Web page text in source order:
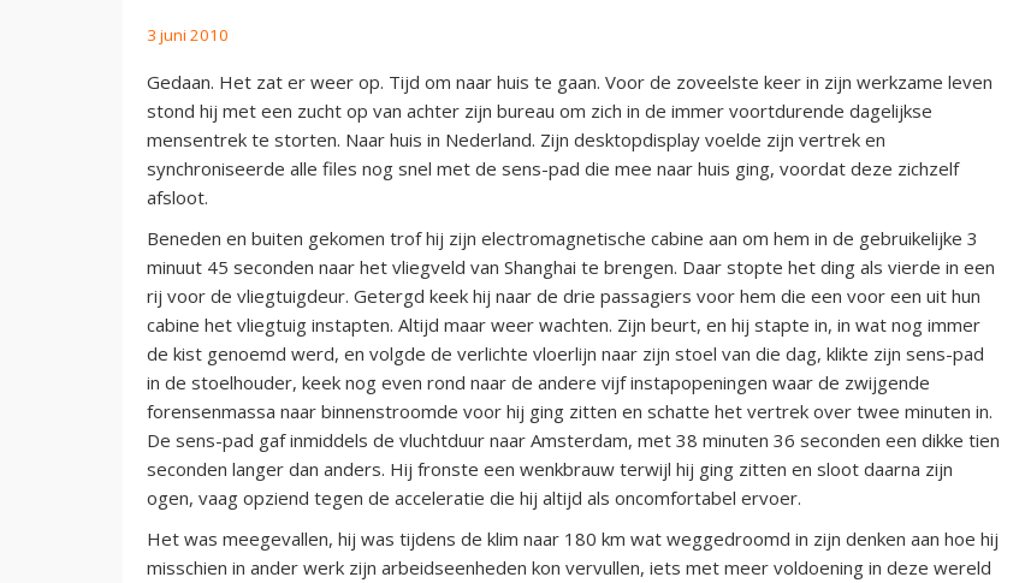
3 juni 2010
Gedaan. Het zat er weer op. Tijd om naar huis te gaan. Voor de zoveelste keer in zijn werkzame leven
stond hij met een zucht op van achter zijn bureau om zich in de immer voortdurende dagelijkse
mensentrek te storten. Naar huis in Nederland. Zijn desktopdisplay voelde zijn vertrek en
synchroniseerde alle files nog snel met de sens-pad die mee naar huis ging, voordat deze zichzelf
afsloot.
Beneden en buiten gekomen trof hij zijn electromagnetische cabine aan om hem in de gebruikelijke 3
minuut 45 seconden naar het vliegveld van Shanghai te brengen. Daar stopte het ding als vierde in een
rij voor de vliegtuigdeur. Getergd keek hij naar de drie passagiers voor hem die een voor een uit hun
cabine het vliegtuig instapten. Altijd maar weer wachten. Zijn beurt, en hij stapte in, in wat nog immer
de kist genoemd werd, en volgde de verlichte vloerlijn naar zijn stoel van die dag, klikte zijn sens-pad
in de stoelhouder, keek nog even rond naar de andere vijf instapopeningen waar de zwijgende
forensenmassa naar binnenstroomde voor hij ging zitten en schatte het vertrek over twee minuten in.
De sens-pad gaf inmiddels de vluchtduur naar Amsterdam, met 38 minuten 36 seconden een dikke tien
seconden langer dan anders. Hij fronste een wenkbrauw terwijl hij ging zitten en sloot daarna zijn
ogen, vaag opziend tegen de acceleratie die hij altijd als oncomfortabel ervoer.
Het was meegevallen, hij was tijdens de klim naar 180 km wat weggedroomd in zijn denken aan hoe hij
misschien in ander werk zijn arbeidseenheden kon vervullen, iets met meer voldoening in deze wereld